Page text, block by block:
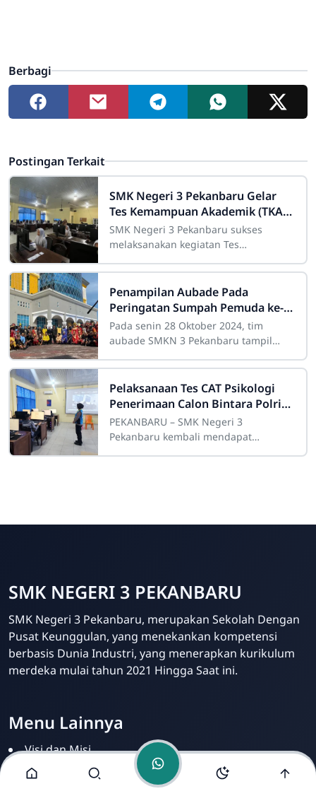
Berbagi
Postingan Terkait
SMK Negeri 3 Pekanbaru Gelar
Tes Kemampuan Akademik (TKA)
2025
SMK Negeri 3 Pekanbaru sukses
melaksanakan kegiatan Tes
empat hari, mulai Senin, 3 November
hingga Kamis, 6 November
Penampilan Aubade Pada
Peringatan Sumpah Pemuda ke-
96 Tahun 2024
Pada senin 28 Oktober 2024, tim
aubade SMKN 3 Pekanbaru tampil
peringatan hari sumpah pemuda di
kantor walikota
Pelaksanaan Tes CAT Psikologi
Penerimaan Calon Bintara Polri
Tahun 2026 Berlangsung Sukses
dan Lancar
PEKANBARU – SMK Negeri 3
Pekanbaru kembali mendapat
SMK NEGERI 3 PEKANBARU
SMK Negeri 3 Pekanbaru, merupakan Sekolah Dengan
Pusat Keunggulan, yang menekankan kompetensi
berbasis Dunia Industri, yang menerapkan kurikulum
merdeka mulai tahun 2021 Hingga Saat ini.
Menu Lainnya
Visi dan Misi
Jurusan